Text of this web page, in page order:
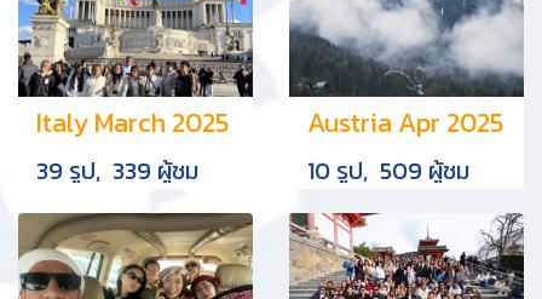
Italy March 2025
39 รูป, 339 ผู้ชม
Austria Apr 2025
10 รูป, 509 ผู้ชม